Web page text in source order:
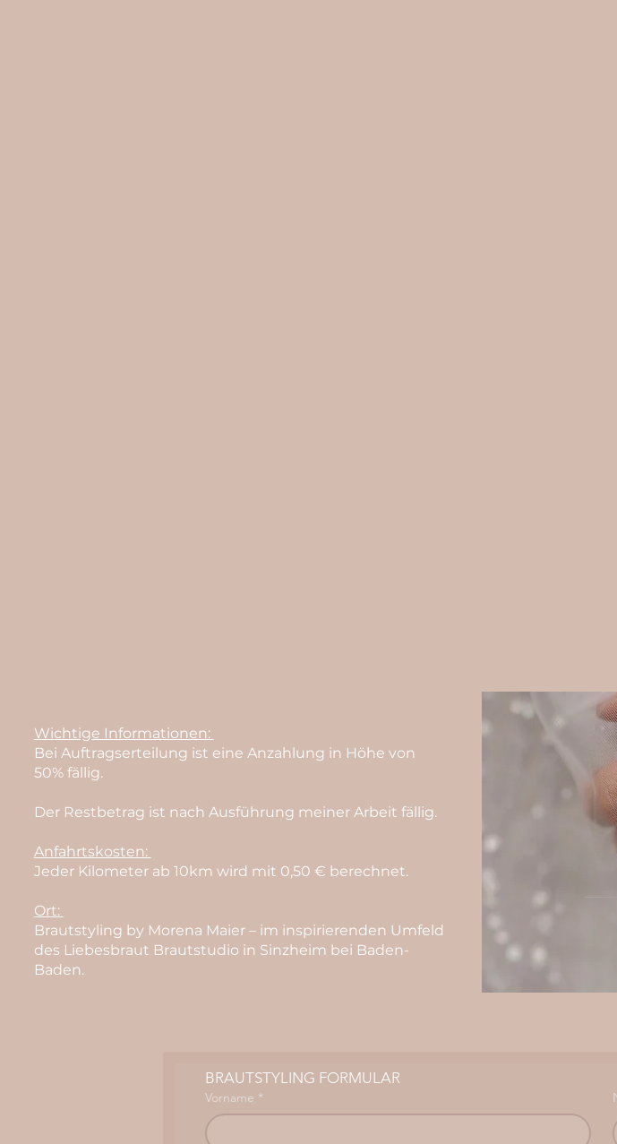
Wichtige Informationen:
Bei Auftragserteilung ist eine Anzahlung in Höhe von
50% fällig.
Der Restbetrag ist nach Ausführung meiner Arbeit fällig.
Anfahrtskosten:
Jeder Kilometer ab 10km wird mit 0,50 € berechnet.
Ort:
Brautstyling by Morena Maier – im inspirierenden Umfeld
des Liebesbraut Brautstudio in Sinzheim bei Baden-
Baden.
BRAUTSTYLING FORMULAR
Vorname *